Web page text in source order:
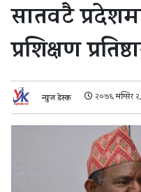
सातवटै
प्रशिक्षण
न्युज डेस्क २०७६ मंग्सिर